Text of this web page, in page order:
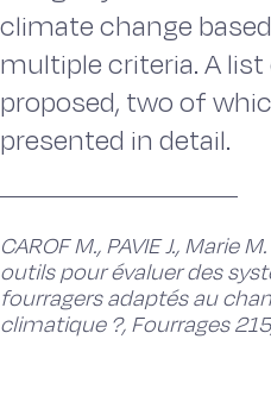
climate change
multiple criteria. A
proposed, two of
presented in detail.
CAROF M., PAVIE J., Marie
outils pour évaluer des
fourragers adaptés au
climatique ?, Fourrages